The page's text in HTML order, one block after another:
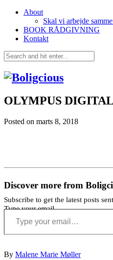
About
Skal vi arbejde
BOOK RÅDGIVNING
Kontakt
OLYMPUS
Posted on marts 8, 2018
Discover more from
Subscribe to get the latest posts
Type your email…
By Malene Marie Møller